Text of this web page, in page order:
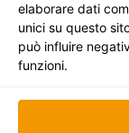
elaborare dati
unici su questo
può influire
funzioni.
© 2021 -
CF e P. IVA